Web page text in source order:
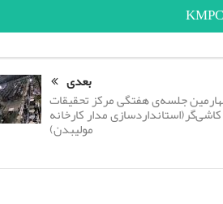
بعدی
جلسه‌ی هفتگی مرکز تحقیقات
مدار کارخانه
مولیبدن)